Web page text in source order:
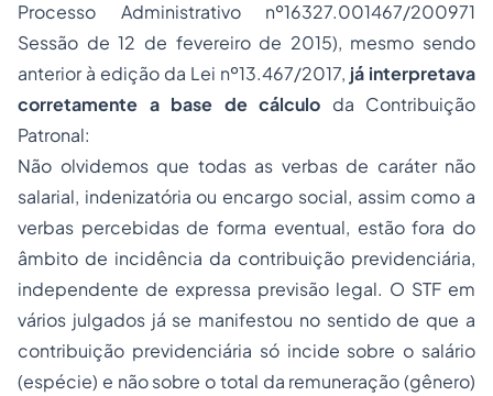
Processo Administrativo nº16327.001467/200971
Sessão de 12 de fevereiro de 2015), mesmo sendo
anterior à edição da Lei nº13.467/2017, já interpretava
corretamente a base de cálculo da Contribuição
Patronal:
Não olvidemos que todas as verbas de caráter não
salarial, indenizatória ou encargo social, assim como a
verbas percebidas de forma eventual, estão fora do
âmbito de incidência da contribuição previdenciária,
independente de expressa previsão legal. O STF em
vários julgados já se manifestou no sentido de que a
contribuição previdenciária só incide sobre o salário
(espécie) e não sobre o total da remuneração (gênero)